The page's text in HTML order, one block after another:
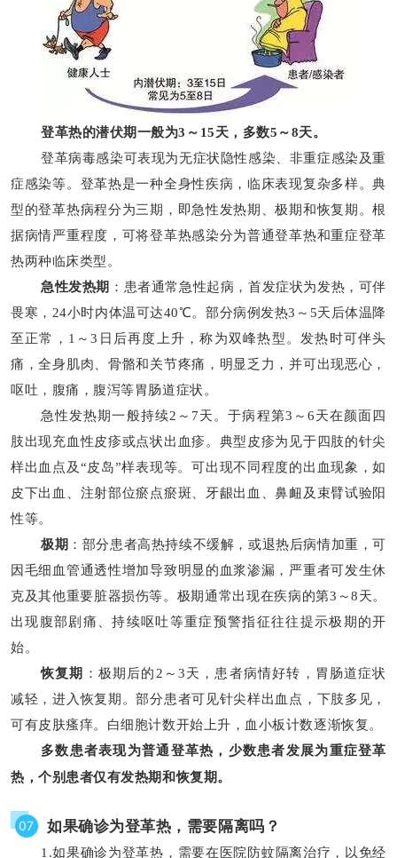
登革热的潜伏期一般为3～15天，多数5～8天。
登革病毒感染可表现为无症状隐性感染、非重症感染及重
症感染等。登革热是一种全身性疾病，临床表现复杂多样。典
型的登革热病程分为三期，即急性发热期、极期和恢复期。根
据病情严重程度，可将登革热感染分为普通登革热和重症登革
热两种临床类型。
急性发热期 ：患者通常急性起病，首发症状为发热，可伴
畏寒， 24小时内体温可达40℃。部分病例发热3～5天后体温降
至正常，1～3日后再度上升，称为双峰热型。发热时可伴头
痛，全身肌肉、骨骼和关节疼痛，明显乏力，并可出现恶心，
呕吐，腹痛，腹泻等胃肠道症状。
急性发热期一般持续2～7天。于病程第3～6天在颜面四
肢出现充血性皮疹或点状出血疹。典型皮疹为见于四肢的针尖
样出血点及“皮岛”样表现等。可出现不同程度的出血现象，如
皮下出血、注射部位瘀点瘀斑、牙龈出血、鼻衄及束臂试验阳
性等。
极期 ：部分患者高热持续不缓解，或退热后病情加重，可
因毛细血管通透性增加导致明显的血浆渗漏，严重者可发生休
克及其他重要脏器损伤等。极期通常出现在疾病的第3～8天。
出现腹部剧痛、持续呕吐等重症预警指征往往提示极期的开
始。
恢复期
：极期后的 2～3天，患者病情好转，胃肠道症状
减轻，进入恢复期。部分患者可见针尖样出血点，下肢多见，
可有皮肤瘙痒。白细胞计数开始上升，血小板计数逐渐恢复。
多数患者表现为普通登革热，少数患者发展为重症登革
热，个别患者仅有发热期和恢复期。
07 如果确诊为登革热，需要隔离吗？
1.如果确诊为登革热，需要在医院防蚊隔离治疗，以免经